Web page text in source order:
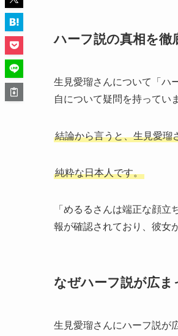
ハーフ説の真相を徹
生見愛瑠さんについて「ハ
自について疑問を持ってい
結論から言うと、生見愛瑠
純粋な日本人です。
「めるるさんは端正な顔
報が確認されており、彼女
なぜハーフ説が広ま
生見愛瑠さんにハーフ説が